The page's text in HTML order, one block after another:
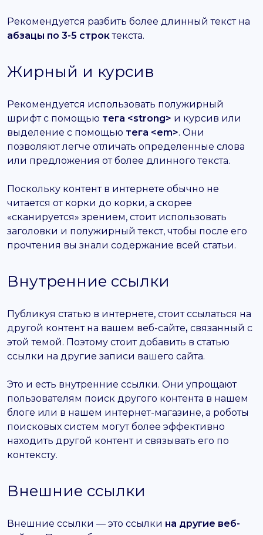
Рекомендуется разбить более длинный текст на
абзацы по 3-5 строктекста.
Жирный и курсив
Рекомендуется использовать полужирный
шрифт с помощью тега <strong> и курсив или
выделение с помощью тега <em>. Они
позволяют легче отличать определенные слова
или предложения от более длинного текста.
Поскольку контент в интернете обычно не
читается от корки до корки, а скорее
«сканируется» зрением, стоит использовать
заголовки и полужирный текст, чтобы после его
прочтения вы знали содержание всей статьи.
Внутренние ссылки
Публикуя статью в интернете, стоит ссылаться на
другой контент на вашем веб-сайте, связанный с
этой темой. Поэтому стоит добавить в статью
ссылки на другие записи вашего сайта.
Это и есть внутренние ссылки. Они упрощают
пользователям поиск другого контента в нашем
блоге или в нашем интернет-магазине, а роботы
поисковых систем могут более эффективно
находить другой контент и связывать его по
контексту.
Внешние ссылки
Внешние ссылки — это ссылки на другие веб-